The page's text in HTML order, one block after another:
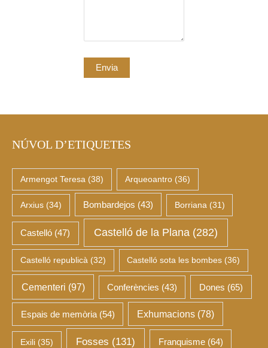
NÚVOL D’ETIQUETES
Armengot Teresa (38) Arqueoantro(36)
Arxius(34) Bombardejos (43) Borriana (31)
Castelló (47) Castelló de la Plana(282)
Castelló republicà(32) Castelló sota les bombes (36)
Cementeri (97) Conferències (43) Dones (65)
Espais de memòria(54) Exhumacions (78)
Exili(35) Fosses (131) Franquisme(64)